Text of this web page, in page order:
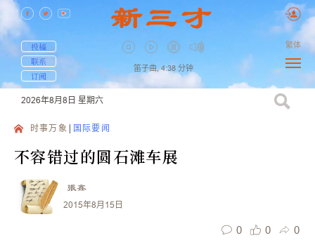
投稿
联系
订阅
笛子曲, 4:38 分钟
繁体
2026年8月8日 星期六
时事万象 国际要闻
不容错过的圆石滩车展
張鑫
2015年8月15日
0 0 0